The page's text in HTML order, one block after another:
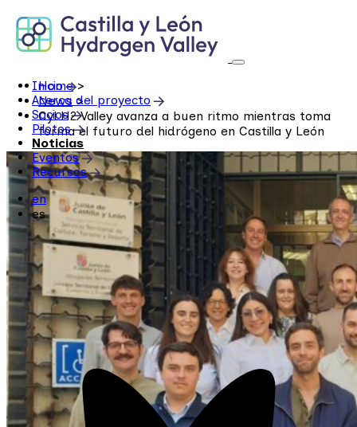
to
content
Inicio
Acerca del proyecto
Socios
Pilotos
Noticias
Eventos
Recursos
en
es
Home >
News >
CyLH2 Valley avanza a buen ritmo mientras toma
forma el futuro del hidrógeno en Castilla y León